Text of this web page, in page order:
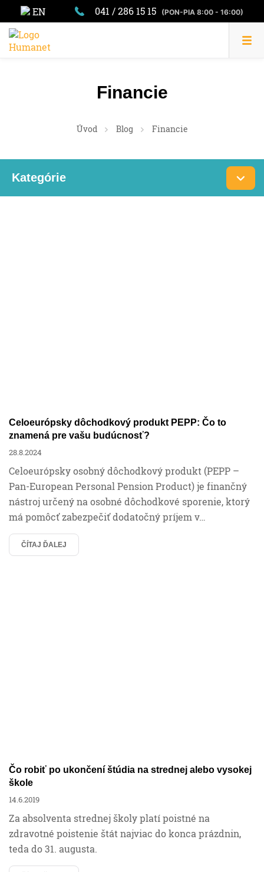
EN 041 / 286 15 15 (PON-PIA 8:00 - 16:00)
Financie
Úvod Blog Financie
Kategórie
Ročné zúčtovanie
Sociálne poistenie
Celoeurópsky dôchodkový produkt PEPP: Čo to
znamená pre vašu budúcnosť?
28.8.2024
Celoeurópsky osobný dôchodkový produkt (PEPP –
Pan-European Personal Pension Product) je finančný
nástroj určený na osobné dôchodkové sporenie, ktorý
má pomôcť zabezpečiť dodatočný príjem v…
ČÍTAJ ĎALEJ
Čo robiť po ukončení štúdia na strednej alebo vysokej
škole
14.6.2019
Za absolventa strednej školy platí poistné na
zdravotné poistenie štát najviac do konca prázdnin,
teda do 31. augusta.